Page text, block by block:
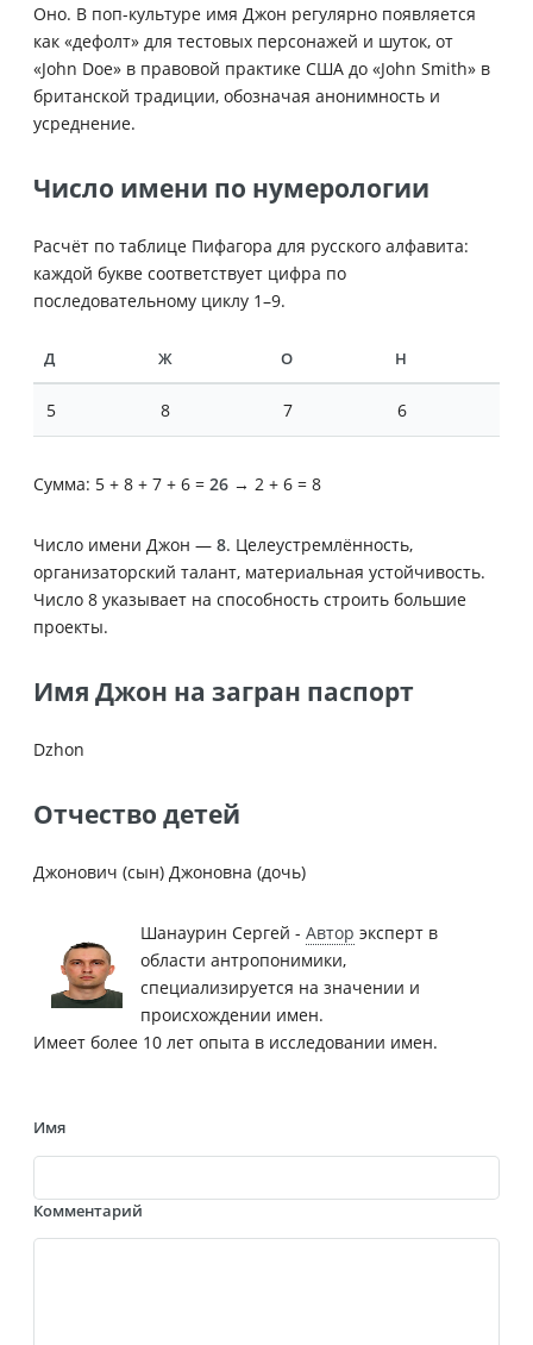
Оно. В поп-культуре имя Джон регулярно появляется
как «дефолт» для тестовых персонажей и шуток, от
«John Doe» в правовой практике США до «John Smith» в
британской традиции, обозначая анонимность и
усреднение.
Число имени по нумерологии
Расчёт по таблице Пифагора для русского алфавита:
каждой букве соответствует цифра по
последовательному циклу 1–9.
Д Ж О Н
5 8 7 6
Сумма: 5 + 8 + 7 + 6 = 26 → 2 + 6 = 8
Число имени Джон — 8. Целеустремлённость,
организаторский талант, материальная устойчивость.
Число 8 указывает на способность строить большие
проекты.
Имя Джон на загран паспорт
Dzhon
Отчество детей
Джонович (сын) Джоновна (дочь)
Шанаурин Сергей - Автор эксперт в
области антропонимики,
специализируется на значении и
происхождении имен.
Имеет более 10 лет опыта в исследовании имен.
Имя
Комментарий